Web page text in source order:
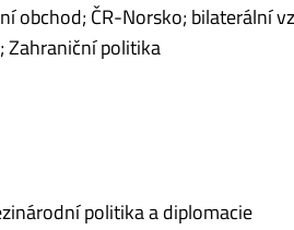
obchod; ČR-Norsko; bilaterální
Zahraniční politika
politika a diplomacie